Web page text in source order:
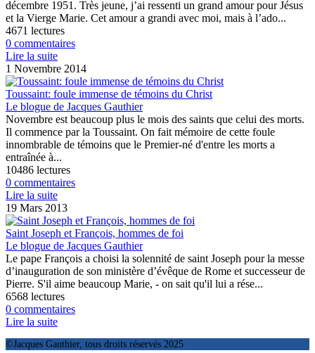
décembre 1951. Très jeune, j’ai ressenti un grand amour pour Jésus
et la Vierge Marie. Cet amour a grandi avec moi, mais à l’ado...
4671 lectures
0 commentaires
Lire la suite
1 Novembre 2014
Toussaint: foule immense de témoins du Christ
Le blogue de Jacques Gauthier
Novembre est beaucoup plus le mois des saints que celui des morts.
Il commence par la Toussaint. On fait mémoire de cette foule
innombrable de témoins que le Premier-né d'entre les morts a
entraînée à...
10486 lectures
0 commentaires
Lire la suite
19 Mars 2013
Saint Joseph et François, hommes de foi
Le blogue de Jacques Gauthier
Le pape François a choisi la solennité de saint Joseph pour la messe
d’inauguration de son ministère d’évêque de Rome et successeur de
Pierre. S'il aime beaucoup Marie, - on sait qu'il lui a rése...
6568 lectures
0 commentaires
Lire la suite
©Jacques Gauthier, tous droits réservés 2025